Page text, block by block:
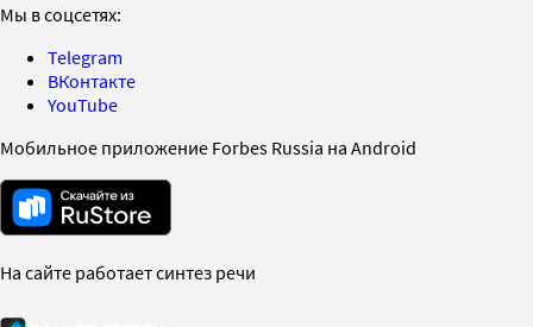
Мы в соцсетях:
Telegram
ВКонтакте
YouTube
Мобильное приложение Forbes Russia на Android
На сайте работает синтез речи